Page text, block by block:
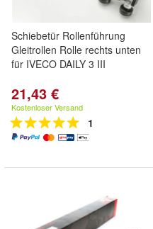
Schiebetür Rollenführung
Gleitrollen Rolle rechts unten
für IVECO DAILY 3 III
21,43 €
Kostenloser Versand
1